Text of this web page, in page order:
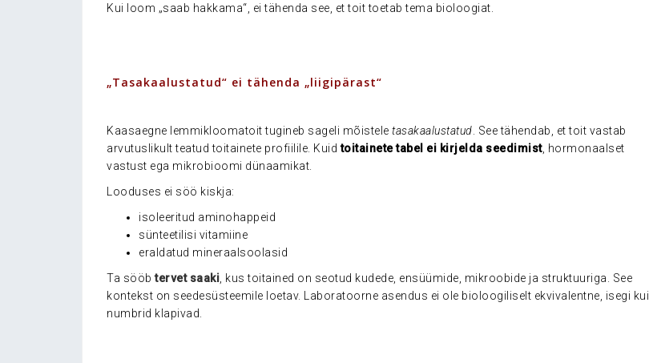
Kui loom „saab hakkama“, ei tähenda see, et toit toetab tema bioloogiat.
„Tasakaalustatud“ ei tähenda „liigipärast“
Kaasaegne lemmikloomatoit tugineb sageli mõistele tasakaalustatud . See tähendab, et toit vastab
arvutuslikult teatud toitainete profiilile. Kuidtoitainete tabel ei kirjelda seedimist, hormonaalset
vastust ega mikrobioomi dünaamikat.
Looduses ei söö kiskja:
isoleeritud aminohappeid
sünteetilisi vitamiine
eraldatud mineraalsoolasid
Ta sööbtervet saaki , kus toitained on seotud kudede, ensüümide, mikroobide ja struktuuriga. See
kontekst on seedesüsteemile loetav. Laboratoorne asendus ei ole bioloogiliselt ekvivalentne, isegi kui
numbrid klapivad.